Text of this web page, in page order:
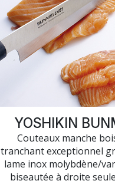
YOSHIKIN
Couteaux manche
tranchant exceptionnel
lame inox molybdène/
biseautée à droite